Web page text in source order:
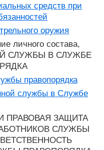
средств при
оружия
личного состава,
СЛУЖБЫ В СЛУЖБЕ
правопорядка
службы в Службе
ПРАВОВАЯ ЗАЩИТА
СЛУЖБЫ